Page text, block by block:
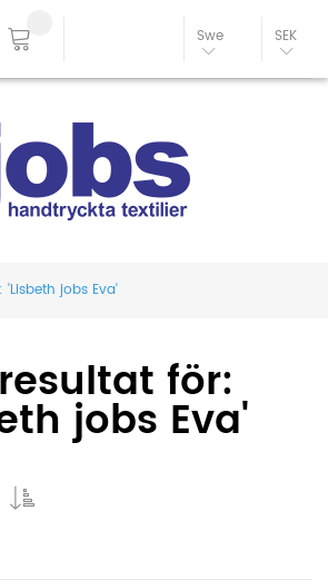
Swe SEK
'Lisbeth jobs Eva'
för:
jobs Eva'